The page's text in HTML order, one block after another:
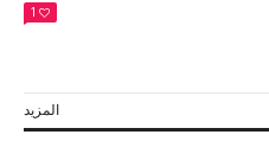
1
المزيد